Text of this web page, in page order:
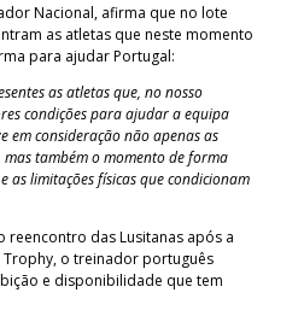
Nacional, afirma que no lote
as atletas que neste momento
para ajudar Portugal:
as atletas que, no nosso
condições para ajudar a equipa
em consideração não apenas as
também o momento de forma
as limitações físicas que condicionam
reencontro das Lusitanas após a
o treinador português
e disponibilidade que tem